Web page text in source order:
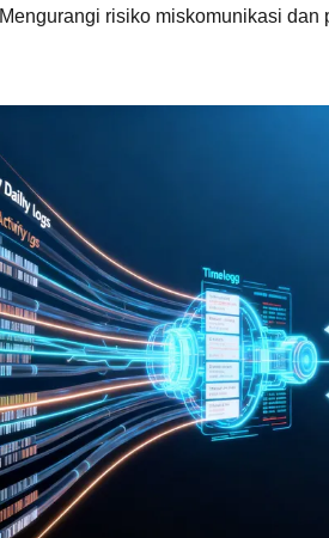
Mengurangi risiko miskomunikasi dan